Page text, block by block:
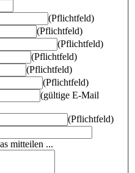
(Pflichtfeld)
(Pflichtfeld)
(Pflichtfeld)
(Pflichtfeld)
(Pflichtfeld)
(Pflichtfeld)
(gültige E-Mail
(Pflichtfeld)
mitteilen ...